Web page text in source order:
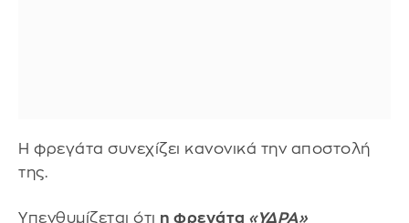
Η φρεγάτα συνεχίζει κανονικά την αποστολή
της.
Υπενθυμίζεται ότι η φρεγάτα «ΥΔΡΑ»